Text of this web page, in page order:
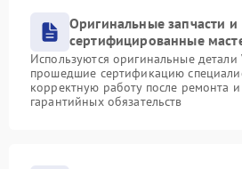
Оригинальные запчасти и
сертифицированные
Используются оригинальные
прошедшие сертификацию
корректную работу после ремонта
гарантийных обязательств